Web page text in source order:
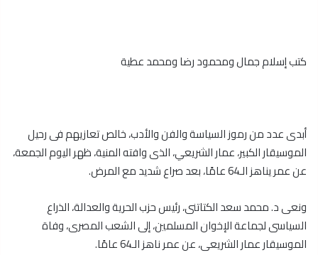
كتب إسلام جمال ومحمود رضا ومحمد عطية
أبدى عدد من رموز السياسة والفن والأدب، خالص تعازيهم فى رحيل
الموسيقار الكبير، عمار الشريعي، الذى وافته المنية، ظهر اليوم الجمعة،
عن عمر يناهز الـ64 عامًا، بعد صراع شديد مع المرض.
ونعى د. محمد سعد الكتاتنى، رئيس حزب الحرية والعدالة، الذراع
السياسى لجماعة الإخوان المسلمين، إلى الشعب المصرى، وفاة
الموسيقار عمار الشريعى، عن عمر ناهز الـ64 عامًا.